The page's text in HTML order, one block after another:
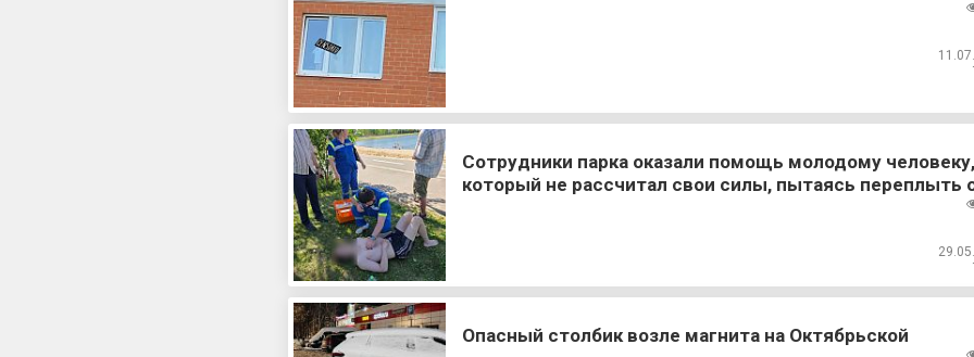
Сотрудники парка оказали помощь молодому человеку,
который не рассчитал свои силы, пытаясь переплыть
Опасный столбик возле магнита на Октябрьской